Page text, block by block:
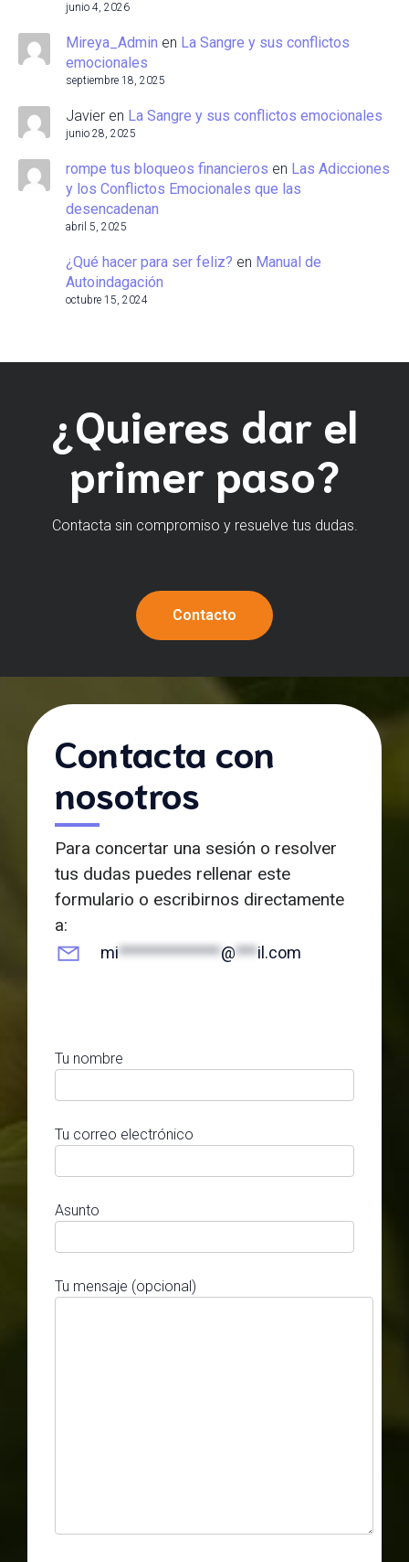
junio 4, 2026
Mireya_Admin en La Sangre y sus conflictos
emocionales
septiembre 18, 2025
Javier en La Sangre y sus conflictos emocionales
junio 28, 2025
rompe tus bloqueos financieros en Las Adicciones
y los Conflictos Emocionales que las
desencadenan
abril 5, 2025
¿Qué hacer para ser feliz? en Manual de
Autoindagación
octubre 15, 2024
¿Quieres dar el
primer paso?
Contacta sin compromiso y resuelve tus dudas.
Contacto
Contacta con
nosotros
Para concertar una sesión o resolver
tus dudas puedes rellenar este
formulario o escribirnos directamente
a:
mi**************@***il.com
Tu nombre
Tu correo electrónico
Asunto
Tu mensaje (opcional)